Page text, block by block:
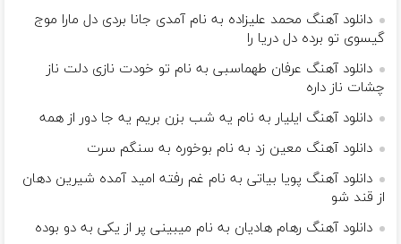
دانلود آهنگ محمد علیزاده به نام آمدی جانا بردی دل مارا موج
گیسوی تو برده دل دریا را
دانلود آهنگ عرفان طهماسبی به نام تو خودت نازی دلت ناز
چشات ناز داره
دانلود آهنگ ایلیار به نام یه شب بزن بریم یه جا دور از همه
دانلود آهنگ معین زد به نام بوخوره به سنگم سرت
دانلود آهنگ پویا بیاتی به نام غم رفته امید آمده شیرین دهان
از قند شو
دانلود آهنگ رهام هادیان به نام میبینی پر از یکی به دو بوده